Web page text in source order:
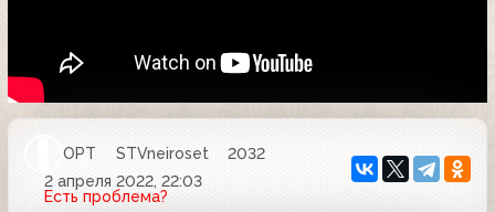
ОРТ STVneiroset
2032
2 апреля 2022, 22:03
Есть проблема?